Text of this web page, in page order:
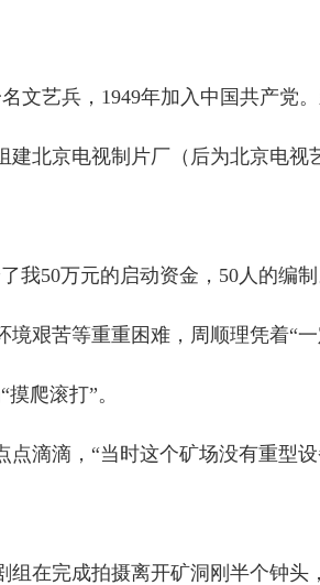
艺兵，1949年加入中国共产党
北京电视制片厂（后为北京电视
50万元的启动资金，50人的编制
艰苦等重重困难，周顺理凭着“
爬滚打”。
滴，“当时这个矿场没有重型
在完成拍摄离开矿洞刚半个钟头